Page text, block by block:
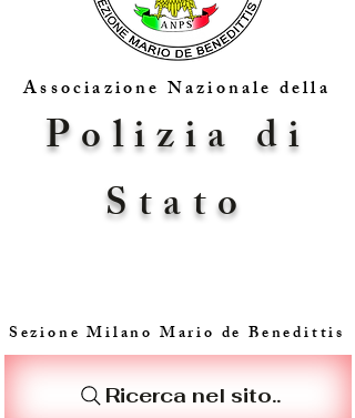
Associazione Nazionale della
Sezione Milano Mario de Benedittis
Ricerca nel sito..
Polizia di
Stato